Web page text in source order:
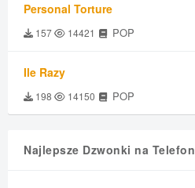
Personal Torture
157 14421 POP
Ile Razy
198 14150 POP
Najlepsze Dzwonki na Telefon